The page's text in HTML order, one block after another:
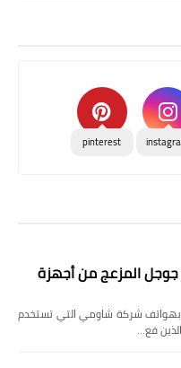
pinterest
المزعج من أجهزة
شركة شاومي التي تستخدم
فع…